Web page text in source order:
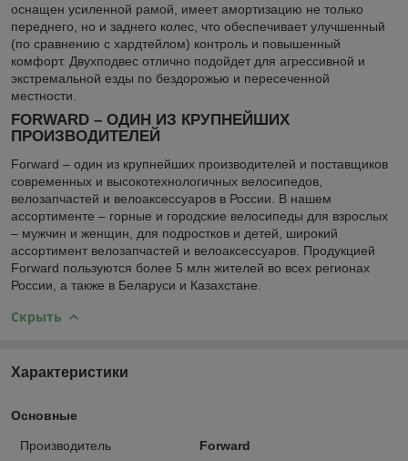
оснащен усиленной рамой, имеет амортизацию не только
переднего, но и заднего колес, что обеспечивает улучшенный
(по сравнению с хардтейлом) контроль и повышенный
комфорт. Двухподвес отлично подойдет для агрессивной и
экстремальной езды по бездорожью и пересеченной
местности.
FORWARD – ОДИН ИЗ КРУПНЕЙШИХ
ПРОИЗВОДИТЕЛЕЙ
Forward – один из крупнейших производителей и поставщиков
современных и высокотехнологичных велосипедов,
велозапчастей и велоаксессуаров в России. В нашем
ассортименте – горные и городские велосипеды для взрослых
– мужчин и женщин, для подростков и детей, широкий
ассортимент велозапчастей и велоаксессуаров. Продукцией
Forward пользуются более 5 млн жителей во всех регионах
России, а также в Беларуси и Казахстане.
Скрыть
Характеристики
Основные
Производитель Forward